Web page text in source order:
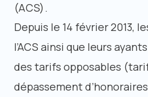
(ACS).
Depuis le 14 février 2013,
l’ACS ainsi que leurs
des tarifs opposables
dépassement